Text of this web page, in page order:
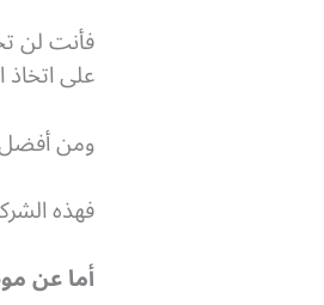
فأنت لن
على
ومن أفضل
فهذه
أما عن